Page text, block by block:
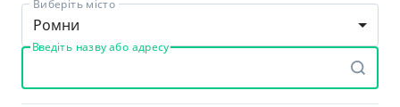
Виберіть місто
Ромни
Введіть назву або адресу